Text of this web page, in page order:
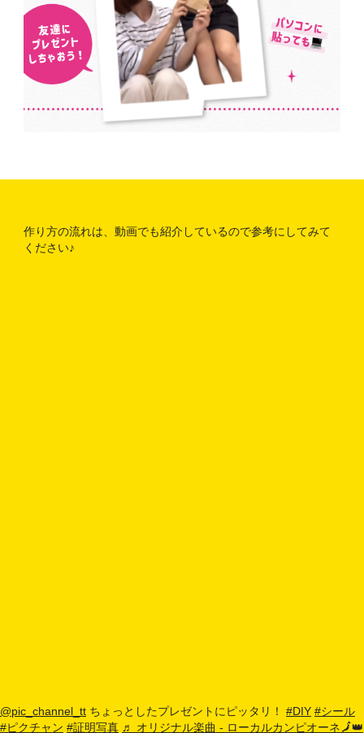
作り方の流れは、動画でも紹介しているので参考にしてみて
ください♪
@pic_channel_ttちょっとしたプレゼントにピッタリ！ #DIY #シール
#ピクチャン #証明写真 ♬ オリジナル楽曲 - ローカルカンピオーネ🗾👑